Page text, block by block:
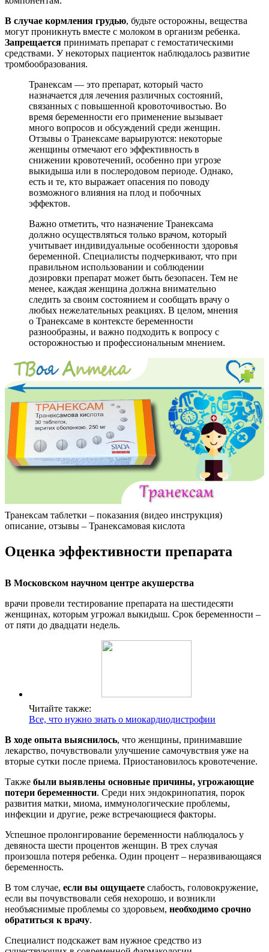
В случае кормления грудью, будьте осторожны, вещества
могут проникнуть вместе с молоком в организм ребенка.
Запрещается принимать препарат с гемостатическими
средствами. У некоторых пациенток наблюдалось развитие
тромбообразования.
Транексам — это препарат, который часто
назначается для лечения различных состояний,
связанных с повышенной кровоточивостью. Во
время беременности его применение вызывает
много вопросов и обсуждений среди женщин.
Отзывы о Транексаме варьируются: некоторые
женщины отмечают его эффективность в
снижении кровотечений, особенно при угрозе
выкидыша или в послеродовом периоде. Однако,
есть и те, кто выражает опасения по поводу
возможного влияния на плод и побочных
эффектов.
Важно отметить, что назначение Транексама
должно осуществляться только врачом, который
учитывает индивидуальные особенности здоровья
беременной. Специалисты подчеркивают, что при
правильном использовании и соблюдении
дозировки препарат может быть безопасен. Тем не
менее, каждая женщина должна внимательно
следить за своим состоянием и сообщать врачу о
любых нежелательных реакциях. В целом, мнения
о Транексаме в контексте беременности
разнообразны, и важно подходить к вопросу с
осторожностью и профессиональным мнением.
Транексам таблетки – показания (видео инструкция)
описание, отзывы – Транексамовая кислота
Оценка эффективности препарата
В Московском научном центре акушерства
врачи провели тестирование препарата на шестидесяти
женщинах, которым угрожал выкидыш. Срок беременности –
от пяти до двадцати недель.
Читайте также:
Все, что нужно знать о миокардиодистрофии
В ходе опыта выяснилось, что женщины, принимавшие
лекарство, почувствовали улучшение самочувствия уже на
вторые сутки после приема. Приостановилось кровотечение.
Также были выявлены основные причины, угрожающие
потери беременности. Среди них эндокринопатия, порок
развития матки, миома, иммунологические проблемы,
инфекции и другие, реже встречающиеся факторы.
Успешное пролонгирование беременности наблюдалось у
девяноста шести процентов женщин. В трех случая
произошла потеря ребенка. Один процент – неразвивающаяся
беременность.
В том случае, если вы ощущаете слабость, головокружение,
если вы почувствовали себя нехорошо, и возникли
необъяснимые проблемы со здоровьем, необходимо срочно
обратиться к врачу.
Специалист подскажет вам нужное средство из